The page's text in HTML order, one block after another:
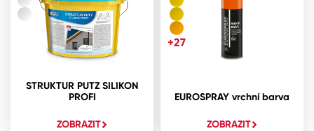
STRUKTUR PUTZ SILIKON
PROFI
ZOBRAZIT
EUROSPRAY vrchní barva
ZOBRAZIT
+27